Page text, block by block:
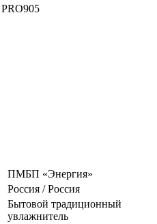
ПМБП «Энергия»
Россия / Россия
Бытовой традиционный
увлажнитель